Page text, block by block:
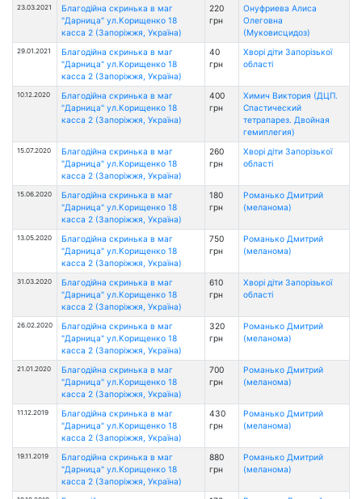
23.03.2021
Благодійна скринька в маг
"Дарница" ул.Корищенко 18
касса 2 (Запоріжжя, Україна)
220
грн
Онуфриева Алиса
Олеговна
(Муковисцидоз)
29.01.2021
Благодійна скринька в маг
"Дарница" ул.Корищенко 18
касса 2 (Запоріжжя, Україна)
40
грн
Хворі діти Запорізької
області
10.12.2020
Благодійна скринька в маг
"Дарница" ул.Корищенко 18
касса 2 (Запоріжжя, Україна)
400
грн
Химич Виктория (ДЦП.
Спастический
тетрапарез. Двойная
гемиплегия)
15.07.2020
Благодійна скринька в маг
"Дарница" ул.Корищенко 18
касса 2 (Запоріжжя, Україна)
260
грн
Хворі діти Запорізької
області
15.06.2020
Благодійна скринька в маг
"Дарница" ул.Корищенко 18
касса 2 (Запоріжжя, Україна)
180
грн
Романько Дмитрий
(меланома)
13.05.2020
Благодійна скринька в маг
"Дарница" ул.Корищенко 18
касса 2 (Запоріжжя, Україна)
750
грн
Романько Дмитрий
(меланома)
31.03.2020
Благодійна скринька в маг
"Дарница" ул.Корищенко 18
касса 2 (Запоріжжя, Україна)
610
грн
Хворі діти Запорізької
області
26.02.2020
Благодійна скринька в маг
"Дарница" ул.Корищенко 18
касса 2 (Запоріжжя, Україна)
320
грн
Романько Дмитрий
(меланома)
21.01.2020
Благодійна скринька в маг
"Дарница" ул.Корищенко 18
касса 2 (Запоріжжя, Україна)
700
грн
Романько Дмитрий
(меланома)
11.12.2019
Благодійна скринька в маг
"Дарница" ул.Корищенко 18
касса 2 (Запоріжжя, Україна)
430
грн
Романько Дмитрий
(меланома)
19.11.2019
Благодійна скринька в маг
"Дарница" ул.Корищенко 18
касса 2 (Запоріжжя, Україна)
880
грн
Романько Дмитрий
(меланома)